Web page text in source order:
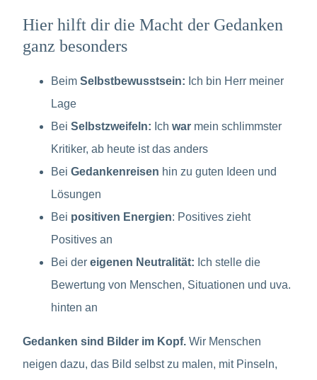
Hier hilft dir die Macht der Gedanken
ganz besonders
Beim Selbstbewusstsein: Ich bin Herr meiner
Lage
Bei Selbstzweifeln: Ich war mein schlimmster
Kritiker, ab heute ist das anders
Bei Gedankenreisen hin zu guten Ideen und
Lösungen
Bei positiven Energien: Positives zieht
Positives an
Bei der eigenen Neutralität: Ich stelle die
Bewertung von Menschen, Situationen und uva.
hinten an
Gedanken sind Bilder im Kopf. Wir Menschen
neigen dazu, das Bild selbst zu malen, mit Pinseln,